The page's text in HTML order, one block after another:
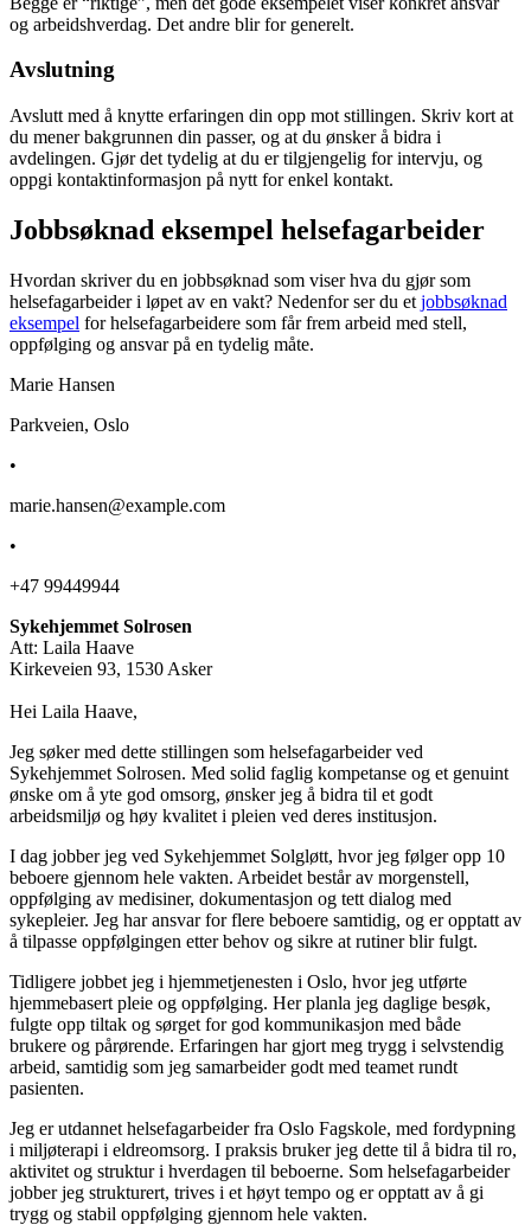
og arbeidshverdag. Det andre blir for generelt.
Avslutning
Avslutt med å knytte erfaringen din opp mot stillingen. Skriv kort at
du mener bakgrunnen din passer, og at du ønsker å bidra i
avdelingen. Gjør det tydelig at du er tilgjengelig for intervju, og
oppgi kontaktinformasjon på nytt for enkel kontakt.
Jobbsøknad eksempel helsefagarbeider
Hvordan skriver du en jobbsøknad som viser hva du gjør som
helsefagarbeider i løpet av en vakt? Nedenfor ser du et jobbsøknad
eksempel for helsefagarbeidere som får frem arbeid med stell,
oppfølging og ansvar på en tydelig måte.
Marie Hansen
Parkveien, Oslo
•
marie.hansen@example.com
•
+47 99449944
Sykehjemmet Solrosen
Att: Laila Haave
Kirkeveien 93, 1530 Asker
Hei Laila Haave,
Jeg søker med dette stillingen som helsefagarbeider ved
Sykehjemmet Solrosen. Med solid faglig kompetanse og et genuint
ønske om å yte god omsorg, ønsker jeg å bidra til et godt
arbeidsmiljø og høy kvalitet i pleien ved deres institusjon.
I dag jobber jeg ved Sykehjemmet Solgløtt, hvor jeg følger opp 10
beboere gjennom hele vakten. Arbeidet består av morgenstell,
oppfølging av medisiner, dokumentasjon og tett dialog med
sykepleier. Jeg har ansvar for flere beboere samtidig, og er opptatt av
å tilpasse oppfølgingen etter behov og sikre at rutiner blir fulgt.
Tidligere jobbet jeg i hjemmetjenesten i Oslo, hvor jeg utførte
hjemmebasert pleie og oppfølging. Her planla jeg daglige besøk,
fulgte opp tiltak og sørget for god kommunikasjon med både
brukere og pårørende. Erfaringen har gjort meg trygg i selvstendig
arbeid, samtidig som jeg samarbeider godt med teamet rundt
pasienten.
Jeg er utdannet helsefagarbeider fra Oslo Fagskole, med fordypning
i miljøterapi i eldreomsorg. I praksis bruker jeg dette til å bidra til ro,
aktivitet og struktur i hverdagen til beboerne. Som helsefagarbeider
jobber jeg strukturert, trives i et høyt tempo og er opptatt av å gi
trygg og stabil oppfølging gjennom hele vakten.